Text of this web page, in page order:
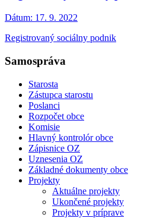
Dátum: 17. 9. 2022
Registrovaný sociálny podnik
Samospráva
Starosta
Zástupca starostu
Poslanci
Rozpočet obce
Komisie
Hlavný kontrolór obce
Zápisnice OZ
Uznesenia OZ
Základné dokumenty obce
Projekty
Aktuálne projekty
Ukončené projekty
Projekty v príprave